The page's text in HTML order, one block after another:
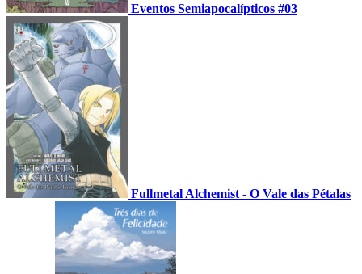
Eventos Semiapocalípticos #03
Fullmetal Alchemist - O Vale das Pétalas